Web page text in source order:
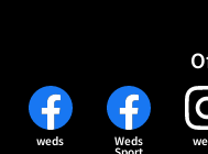
weds Weds